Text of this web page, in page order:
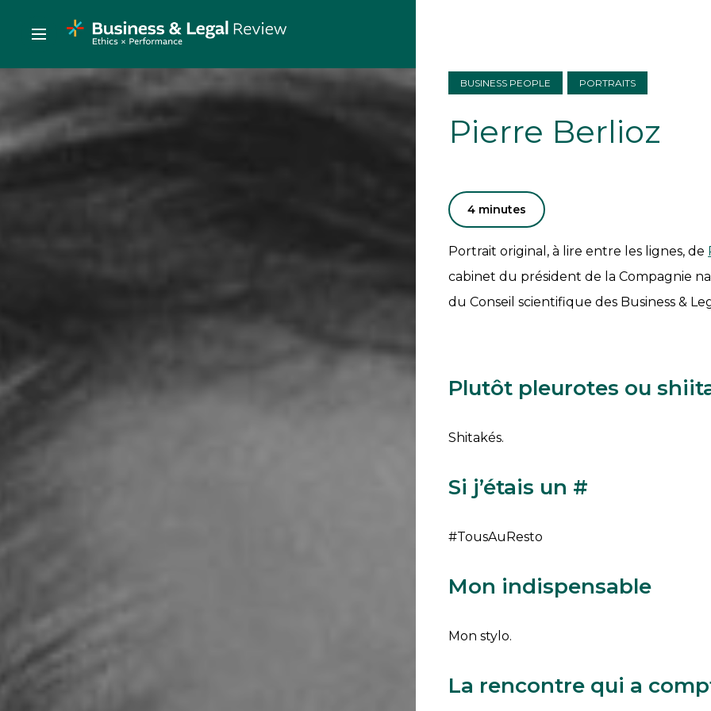
BUSINESS PEOPLE PORTRAITS
Pierre Berlioz
4 minutes
Portrait original, à lire entre les lignes, de
cabinet du président de la Compagnie
du Conseil scientifique des Business &
Plutôt pleurotes ou
Shitakés.
Si j’étais un #
#TousAuResto
Mon indispensable
Mon stylo.
La rencontre qui a